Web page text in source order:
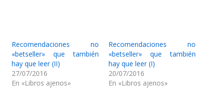
Recomendaciones no
«betseller» que también
hay que leer (II)
27/07/2016
En «Libros ajenos»
Recomendaciones no
«betseller» que también
hay que leer (I)
20/07/2016
En «Libros ajenos»